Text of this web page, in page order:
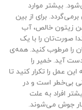
بیشتر موارد
برای از بین
زیتون خالص، آب
صورت‌تان را با یک
را مرطوب کنید. همه‌ی
آید. خمیر را
عمل را تکرار کنید تا
بی‌خطر است و در
افراد به علت
جوش می‌شوند.